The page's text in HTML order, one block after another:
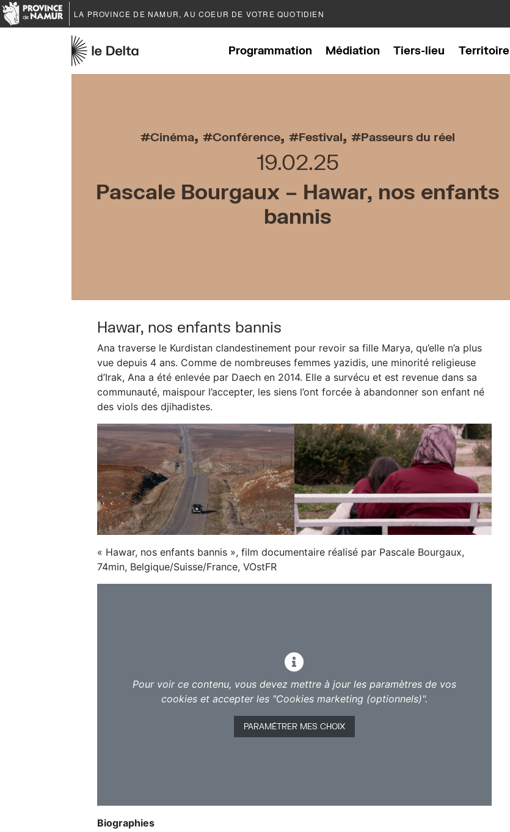
LA PROVINCE DE NAMUR, AU COEUR DE VOTRE QUOTIDIEN
Programmation Médiation Tiers-lieu Territoire
Cinéma, Conférence, Festival, Passeurs du réel
19.02.25
Pascale Bourgaux – Hawar, nos enfants
bannis
Hawar, nos enfants bannis
Ana traverse le Kurdistan clandestinement pour revoir sa fille Marya, qu’elle n’a plus
vue depuis 4 ans. Comme de nombreuses femmes yazidis, une minorité religieuse
d’Irak, Ana a été enlevée par Daech en 2014. Elle a survécu et est revenue dans sa
communauté, maispour l’accepter, les siens l’ont forcée à abandonner son enfant né
des viols des djihadistes.
« Hawar, nos enfants bannis », film documentaire réalisé par Pascale Bourgaux,
74min, Belgique/Suisse/France, VOstFR
Pour voir ce contenu, vous devez mettre à jour les paramètres de vos
cookies et accepter les "Cookies marketing (optionnels)".
PARAMÉTRER MES CHOIX
Biographies